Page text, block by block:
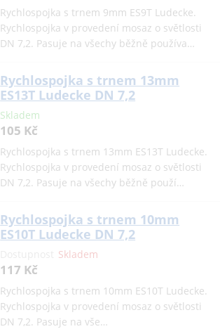
Rychlospojka s trnem 9mm ES9T Ludecke.
Rychlospojka v provedení mosaz o světlosti
DN 7,2. Pasuje na všechy běžně používa…
Rychlospojka s trnem 13mm
ES13T Ludecke DN 7,2
Skladem
105 Kč
Rychlospojka s trnem 13mm ES13T Ludecke.
Rychlospojka v provedení mosaz o světlosti
DN 7,2. Pasuje na všechy běžně použí…
Rychlospojka s trnem 10mm
ES10T Ludecke DN 7,2
Skladem
117 Kč
Rychlospojka s trnem 10mm ES10T Ludecke.
Rychlospojka v provedení mosaz o světlosti
DN 7,2. Pasuje na vše…